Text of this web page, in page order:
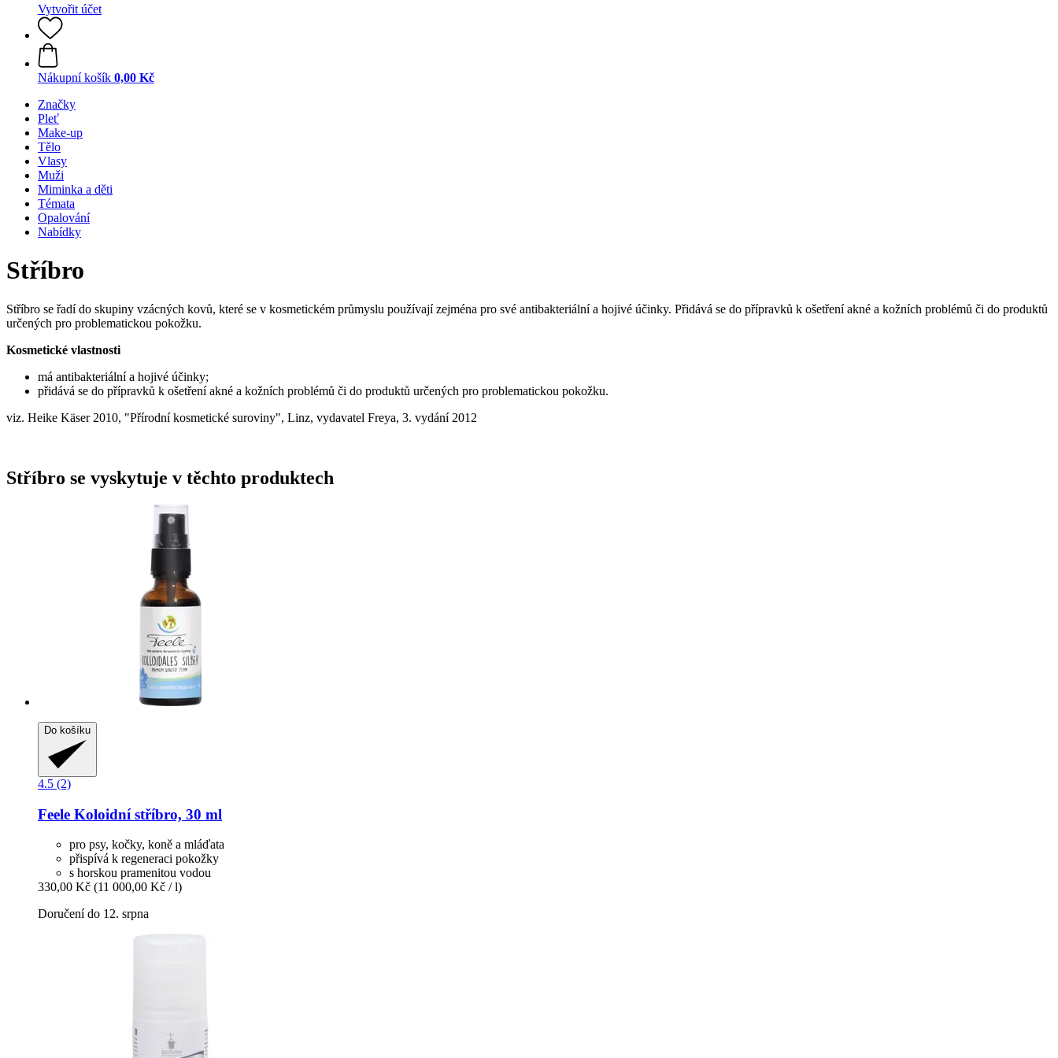
Vytvořit účet
Nákupní košík 0,00 Kč
Značky
Pleť
Make-up
Tělo
Vlasy
Muži
Miminka a děti
Témata
Opalování
Nabídky
Stříbro
Stříbro se řadí do skupiny vzácných kovů, které se v kosmetickém průmyslu používají zejména pro své antibakteriální a hojivé účinky. Přidává se do přípravků k ošetření akné a kožních problémů či do produktů
určených pro problematickou pokožku.
Kosmetické vlastnosti
má antibakteriální a hojivé účinky;
přidává se do přípravků k ošetření akné a kožních problémů či do produktů určených pro problematickou pokožku.
viz. Heike Käser 2010, "Přírodní kosmetické suroviny", Linz, vydavatel Freya, 3. vydání 2012
Stříbro se vyskytuje v těchto produktech
Do košíku
4.5 (2)
Feele Koloidní stříbro, 30 ml
pro psy, kočky, koně a mláďata
přispívá k regeneraci pokožky
s horskou pramenitou vodou
330,00 Kč (11 000,00 Kč / l)
Doručení do 12. srpna